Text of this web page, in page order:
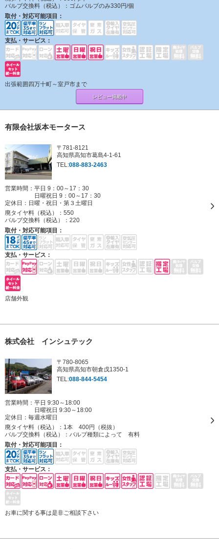
バルブ交換料（税込）： ゴムバルブのみ330円/個
取付・対応可能項目：
支払・サービス：
出張範囲四万十町～室戸市まで
レビュー掲載中
有限会社坂本モータース
〒781-8121
高知県高知市葛島4-1-61
TEL:088-883-2463
営業時間：平日 9：00～17：30
日曜祝日 9：00～17：30
定休日： 日曜・祝日・第３土曜日
廃タイヤ料（税込）： 550
バルブ交換料（税込）： 220
取付・対応可能項目：
支払・サービス：
店舗外観
株式会社 インシュテック
〒780-8065
高知県高知市朝倉戊1350-1
TEL:088-844-5454
営業時間：平日 9:30～18:00
日曜祝日 9:30～18:00
定休日： 毎週水曜日
廃タイヤ料（税込）： 1本 400円（税抜）
バルブ交換料（税込）： バルブ種類によって 有料
取付・対応可能項目：
支払・サービス：
お車に関する事は是非ご相談下さい